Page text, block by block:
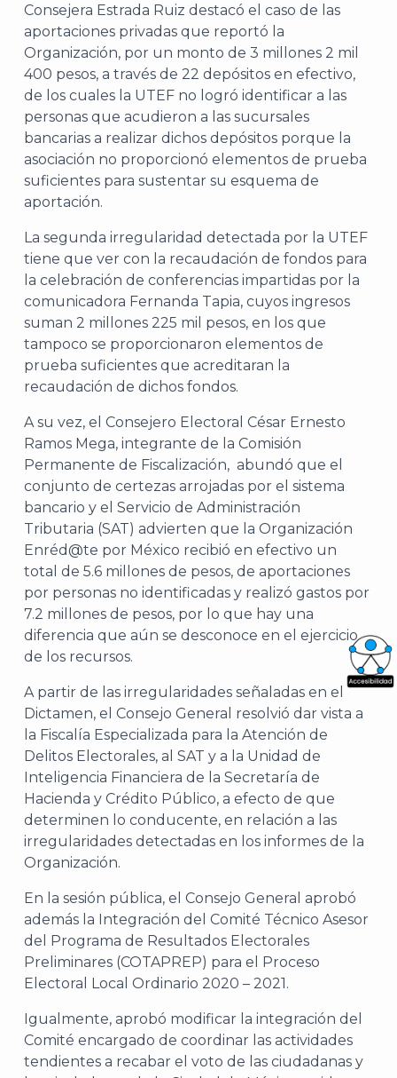
Consejera Estrada Ruiz destacó el caso de las
aportaciones privadas que reportó la
Organización, por un monto de 3 millones 2 mil
400 pesos, a través de 22 depósitos en efectivo,
de los cuales la UTEF no logró identificar a las
personas que acudieron a las sucursales
bancarias a realizar dichos depósitos porque la
asociación no proporcionó elementos de prueba
suficientes para sustentar su esquema de
aportación.
La segunda irregularidad detectada por la UTEF
tiene que ver con la recaudación de fondos para
la celebración de conferencias impartidas por la
comunicadora Fernanda Tapia, cuyos ingresos
suman 2 millones 225 mil pesos, en los que
tampoco se proporcionaron elementos de
prueba suficientes que acreditaran la
recaudación de dichos fondos.
A su vez, el Consejero Electoral César Ernesto
Ramos Mega, integrante de la Comisión
Permanente de Fiscalización, abundó que el
conjunto de certezas arrojadas por el sistema
bancario y el Servicio de Administración
Tributaria (SAT) advierten que la Organización
Enréd@te por México recibió en efectivo un
total de 5.6 millones de pesos, de aportaciones
por personas no identificadas y realizó gastos por
7.2 millones de pesos, por lo que hay una
diferencia que aún se desconoce en el ejercicio
de los recursos.
A partir de las irregularidades señaladas en el
Dictamen, el Consejo General resolvió dar vista a
la Fiscalía Especializada para la Atención de
Delitos Electorales, al SAT y a la Unidad de
Inteligencia Financiera de la Secretaría de
Hacienda y Crédito Público, a efecto de que
determinen lo conducente, en relación a las
irregularidades detectadas en los informes de la
Organización.
En la sesión pública, el Consejo General aprobó
además la Integración del Comité Técnico Asesor
del Programa de Resultados Electorales
Preliminares (COTAPREP) para el Proceso
Electoral Local Ordinario 2020 – 2021.
Igualmente, aprobó modificar la integración del
Comité encargado de coordinar las actividades
tendientes a recabar el voto de las ciudadanas y